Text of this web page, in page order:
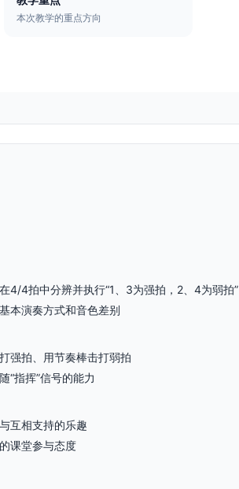
本次教学的重点方向
4/4拍中分辨并执行“1、3为强拍，2、4为弱拍”
本演奏方式和音色差别
强拍、用节奏棒击打弱拍
“指挥”信号的能力
互相支持的乐趣
课堂参与态度